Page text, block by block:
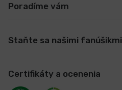
Poradíme vám
Staňte sa našimi fanúšikmi
Certifikáty a ocenenia